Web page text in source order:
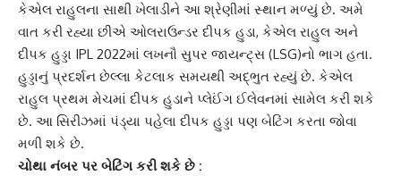
કેએલ રાહુલના સાથી ખેલાડીને આ શ્રેણીમાં સ્થાન મળ્યું છે. અમે
વાત કરી રહ્યા છીએ ઓલરાઉન્ડર દીપક હુડા, કેએલ રાહુલ અને
દીપક હુડ્ડા IPL 2022માં લખનૌ સુપર જાયન્ટ્સ (LSG)નો ભાગ હતા.
હુડ્ડાનું પ્રદર્શન છેલ્લા કેટલાક સમયથી અદ્ભુત રહ્યું છે. કેએલ
રાહુલ પ્રથમ મેચમાં દીપક હુડાને પ્લેઈંગ ઈલેવનમાં સામેલ કરી શકે
છે. આ સિરીઝમાં પંડ્યા પહેલા દીપક હુડ્ડા પણ બેટિંગ કરતા જોવા
મળી શકે છે.
ચોથા નંબર પર બેટિંગ કરી શકે છે :